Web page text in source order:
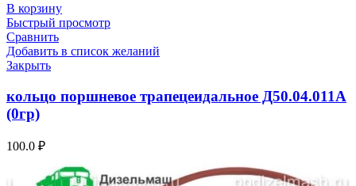
В корзину
Быстрый просмотр
Сравнить
Добавить в список желаний
Закрыть
кольцо поршневое трапецеидальное Д50.04.011А
(0гр)
100.0 ₽